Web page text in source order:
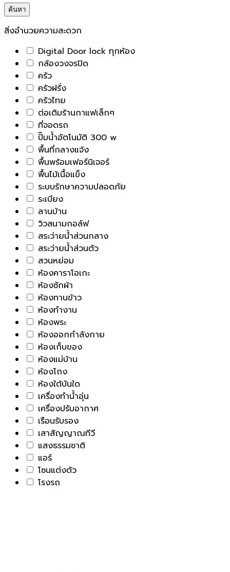
ค้นหา
สิ่งอำนวยความสะดวก
Digital Door lock ทุกห้อง
กล้องวงจรปิด
ครัว
ครัวฝรั่ง
ครัวไทย
ต่อเติมร้านกาแฟเล็กๆ
ที่จอดรถ
ปั๊มน้ำอัตโนมัติ 300 w
พื้นที่กลางแจ้ง
พื้นพร้อมเฟอร์นิเจอร์
พื้นไม้เนื้อแข็ง
ระบบรักษาความปลอดภัย
ระเบียง
ลานบ้าน
วิวสนามกอล์ฟ
สระว่ายน้ำส่วนกลาง
สระว่ายน้ำส่วนตัว
สวนหย่อม
ห้องคาราโอเกะ
ห้องซักผ้า
ห้องทานข้าว
ห้องทำงาน
ห้องพระ
ห้องออกกำลังกาย
ห้องเก็บของ
ห้องแม่บ้าน
ห้องโถง
ห้องใต้บันใด
เครื่องทำน้ำอุ่น
เครื่องปรับอากาศ
เรือนรับรอง
เสาสัญญาณทีวี
แสงธรรมชาติ
แอร์
โซนแต่งตัว
โรงรถ